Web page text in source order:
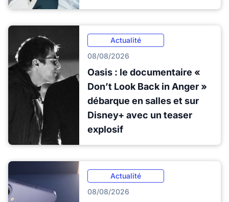
Actualité
08/08/2026
Oasis : le documentaire «
Don’t Look Back in Anger »
débarque en salles et sur
Disney+ avec un teaser
explosif
Actualité
08/08/2026